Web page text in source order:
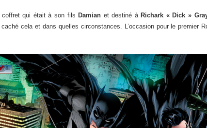
qui était à son fils Damian et destiné à Richark « Dick »
cela et dans quelles circonstances. L’occasion pour le premier